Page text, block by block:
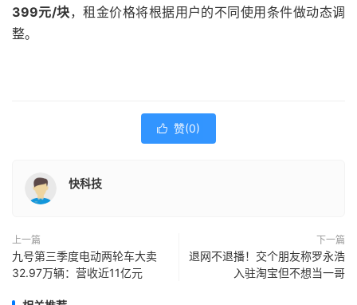
399元/块，租金价格将根据用户的不同使用条件做动态调
整。
 赞(0)
快科技
上一篇
九号第三季度电动两轮车大卖
32.97万辆：营收近11亿元
下一篇
退网不退播！交个朋友称罗永浩
入驻淘宝但不想当一哥